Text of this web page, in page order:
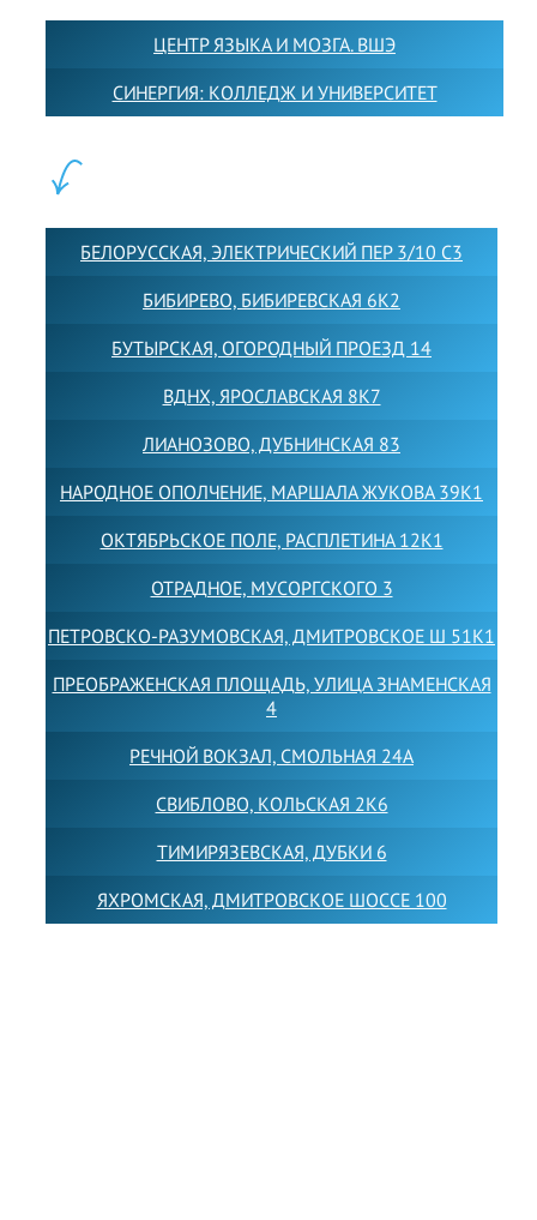
ЦЕНТР ЯЗЫКА И МОЗГА. ВШЭ
СИНЕРГИЯ: КОЛЛЕДЖ И УНИВЕРСИТЕТ
БЕЛОРУССКАЯ, ЭЛЕКТРИЧЕСКИЙ ПЕР 3/10 С3
БИБИРЕВО, БИБИРЕВСКАЯ 6К2
БУТЫРСКАЯ, ОГОРОДНЫЙ ПРОЕЗД 14
ВДНХ, ЯРОСЛАВСКАЯ 8К7
ЛИАНОЗОВО, ДУБНИНСКАЯ 83
НАРОДНОЕ ОПОЛЧЕНИЕ, МАРШАЛА ЖУКОВА 39К1
ОКТЯБРЬСКОЕ ПОЛЕ, РАСПЛЕТИНА 12К1
ОТРАДНОЕ, МУСОРГСКОГО 3
ПЕТРОВСКО-РАЗУМОВСКАЯ, ДМИТРОВСКОЕ Ш 51К1
ПРЕОБРАЖЕНСКАЯ ПЛОЩАДЬ, УЛИЦА ЗНАМЕНСКАЯ
4
РЕЧНОЙ ВОКЗАЛ, СМОЛЬНАЯ 24А
СВИБЛОВО, КОЛЬСКАЯ 2К6
ТИМИРЯЗЕВСКАЯ, ДУБКИ 6
ЯХРОМСКАЯ, ДМИТРОВСКОЕ ШОССЕ 100